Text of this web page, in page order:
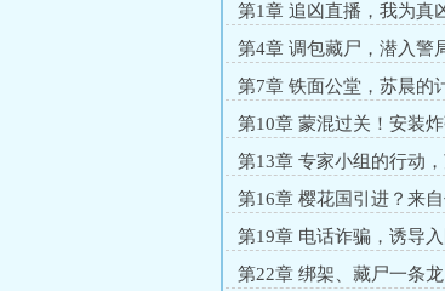
第1章 追凶直播，我为真
第4章 调包藏尸，潜入警
第7章 铁面公堂，苏晨的
第10章 蒙混过关！安装炸
第13章 专家小组的行动
第16章 樱花国引进？来
第19章 电话诈骗，诱导入
第22章 绑架、藏尸一条龙